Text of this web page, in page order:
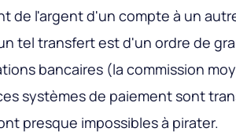
de l'argent d'un compte à un
tel transfert est d'un ordre de
bancaires (la commission
systèmes de paiement sont
presque impossibles à pirater.